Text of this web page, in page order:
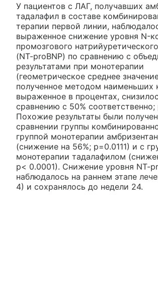
У пациентов с ЛАГ, получавших
тадалафил в составе
терапии первой линии,
выраженное снижение уровня N-
промозгового
(NT-proBNP) по сравнению с
результатами при монотерапии
(геометрическое среднее
полученное методом наименьших
выраженное в процентах,
сравнению с 50% соответственно;
Похожие результаты были
сравнении группы
группой монотерапии
(снижение на 56%; р=0.0111) и с
монотерапии тадалафилом
р< 0.0001). Снижение уровня NT-
наблюдалось на раннем этапе
4) и сохранялось до недели 24.